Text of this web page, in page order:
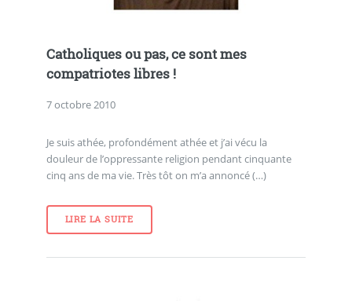
Catholiques ou pas, ce sont mes
compatriotes libres !
7 octobre 2010
Je suis athée, profondément athée et j’ai vécu la
douleur de l’oppressante religion pendant cinquante
cinq ans de ma vie. Très tôt on m’a annoncé (…)
LIRE LA SUITE